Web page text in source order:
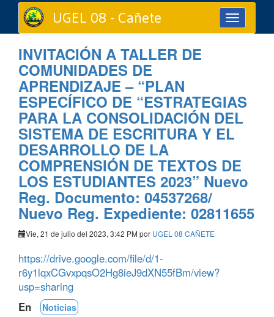
Toggle
navigation
UGEL 08 - Cañete
INVITACIÓN A TALLER DE
COMUNIDADES DE
APRENDIZAJE – “PLAN
ESPECÍFICO DE “ESTRATEGIAS
PARA LA CONSOLIDACIÓN DEL
SISTEMA DE ESCRITURA Y EL
DESARROLLO DE LA
COMPRENSIÓN DE TEXTOS DE
LOS ESTUDIANTES 2023” Nuevo
Reg. Documento: 04537268/
Nuevo Reg. Expediente: 02811655
Vie, 21 de julio del 2023, 3:42 PM por UGEL 08 CAÑETE
https://drive.google.com/file/d/1-
r6y1lqxCGvxpqsO2Hg8ieJ9dXN55fBm/view?
usp=sharing
En
Noticias